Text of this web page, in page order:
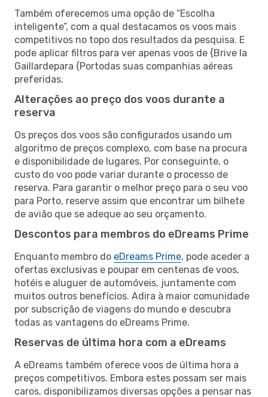
Também oferecemos uma opção de “Escolha
inteligente”, com a qual destacamos os voos mais
competitivos no topo dos resultados da pesquisa. E
pode aplicar filtros para ver apenas voos de {Brive la
Gaillardepara {Portodas suas companhias aéreas
preferidas.
Alterações ao preço dos voos durante a
reserva
Os preços dos voos são configurados usando um
algoritmo de preços complexo, com base na procura
e disponibilidade de lugares. Por conseguinte, o
custo do voo pode variar durante o processo de
reserva. Para garantir o melhor preço para o seu voo
para Porto, reserve assim que encontrar um bilhete
de avião que se adeque ao seu orçamento.
Descontos para membros do eDreams Prime
Enquanto membro do eDreams Prime, pode aceder a
ofertas exclusivas e poupar em centenas de voos,
hotéis e aluguer de automóveis, juntamente com
muitos outros benefícios. Adira à maior comunidade
por subscrição de viagens do mundo e descubra
todas as vantagens do eDreams Prime.
Reservas de última hora com a eDreams
A eDreams também oferece voos de última hora a
preços competitivos. Embora estes possam ser mais
caros, disponibilizamos diversas opções a pensar nas